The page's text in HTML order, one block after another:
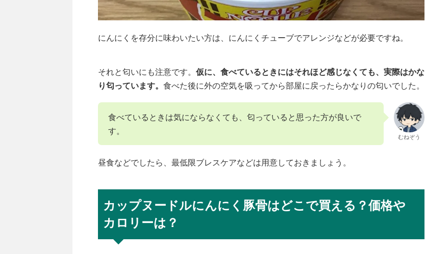
にんにくを存分に味わいたい方は、にんにくチューブでアレンジなどが必要ですね。
それと匂いにも注意です。 仮に、食べているときにはそれほど感じなくても、実際はかな
り匂っています。 食べた後に外の空気を吸ってから部屋に戻ったらかなりの匂いでした。
食べているときは気にならなくても、匂っていると思った方が良いで
す。
むねぞう
昼食などでしたら、最低限ブレスケアなどは用意しておきましょう。
カップヌードルにんにく豚骨はどこで買える？価格や
カロリーは？